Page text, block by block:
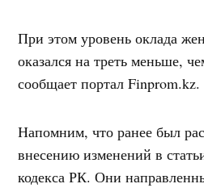
При этом уровень оклада
оказался на треть меньше,
сообщает портал Finprom.kz.
Напомним, что ранее был
внесению изменений в
кодекса РК. Они